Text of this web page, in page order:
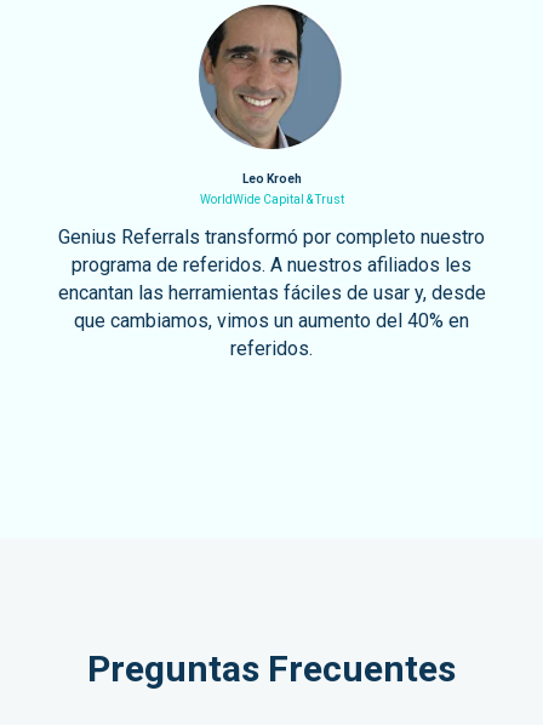
Leo Kroeh
WorldWide Capital & Trust
Genius Referrals transformó por completo nuestro
programa de referidos. A nuestros afiliados les
encantan las herramientas fáciles de usar y, desde
que cambiamos, vimos un aumento del 40% en
referidos.
Preguntas Frecuentes